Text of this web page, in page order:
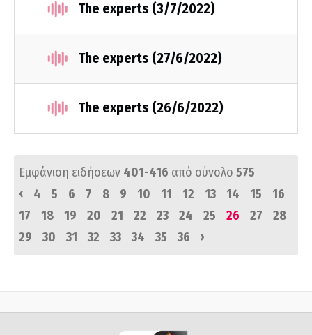
The experts (3/7/2022)
The experts (27/6/2022)
The experts (26/6/2022)
Εμφάνιση ειδήσεων 401-416 από σύνολο 575
‹
4 5 6 7 8 9 10 11 12 13 14 15
16
17
18 19 20 21 22 23 24 25 26 27
28
29
30 31 32 33 34 35 36 ›